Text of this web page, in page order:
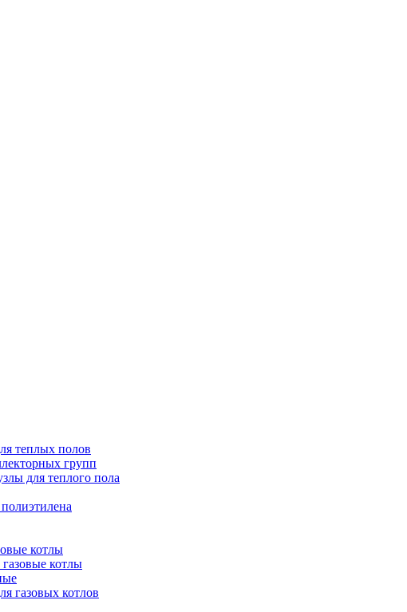
теплых полов
групп
для теплого пола
котлы
котлы
газовых котлов